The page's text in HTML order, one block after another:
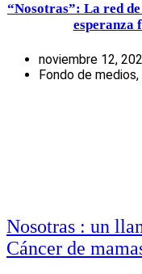
“Nosotras”: La red
esperanza
noviembre 12,
Fondo de medios,
Nosotras : un
Cáncer de